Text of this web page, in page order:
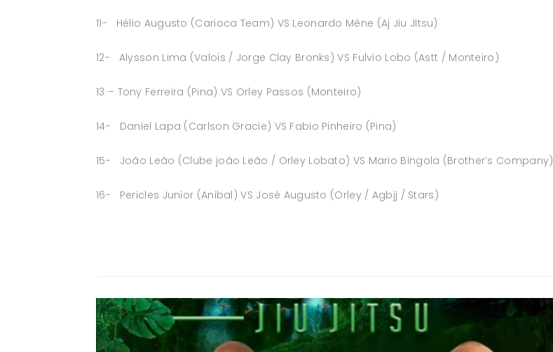
11- Hélio Augusto (Carioca Team) VS Leonardo Mêne (Aj Jiu JItsu)
12- Alysson Lima (Valois / Jorge Clay Bronks) VS Fulvio Lobo (Astt / Monteiro)
13 – Tony Ferreira (Pina) VS Orley Passos (Monteiro)
14- Daniel Lapa (Carlson Gracie) VS Fabio Pinheiro (Pina)
15- João Leão (Clube joão Leão / Orley Lobato) VS Mario Bingola (Brother’s Company)
16- Pericles Junior (Anibal) VS José Augusto (Orley / Agbjj / Stars)